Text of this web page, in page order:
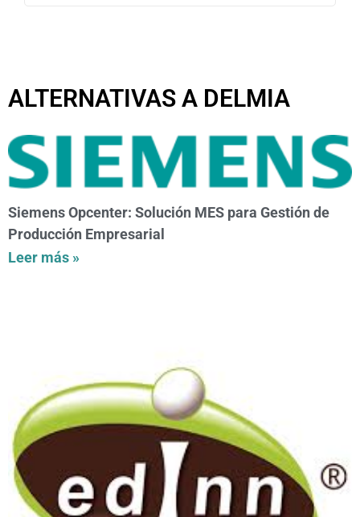
ALTERNATIVAS A DELMIA
Siemens Opcenter: Solución MES para Gestión de
Producción Empresarial
Leer más »